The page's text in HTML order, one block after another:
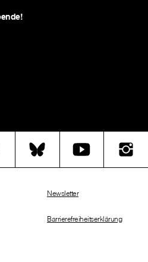
Newsletter
Barrierefreiheitserklärung